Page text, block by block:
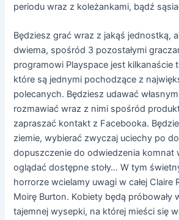
periodu wraz z koleżankami, bądź
Będziesz grać wraz z jakąś jednostką,
dwiema, spośród 3 pozostałymi
programowi Playspace jest kilkanaście
które są jednymi pochodzące z
polecanych. Będziesz udawać
rozmawiać wraz z nimi spośród
zapraszać kontakt z Facebooka.
ziemie, wybierać zwyczaj uciechy po
dopuszczenie do odwiedzenia komnat
oglądać dostępne stoły… W tym
horrorze wcielamy uwagi w całej Claire
Moirę Burton. Kobiety będą próbowały
tajemnej wysepki, na której mieści się